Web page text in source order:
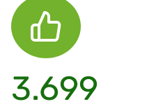
3.699